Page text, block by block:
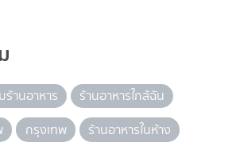
ร้านอาหาร
ร้านอาหารใกล้ฉัน
กรุงเทพ
ร้านอาหารในห้าง